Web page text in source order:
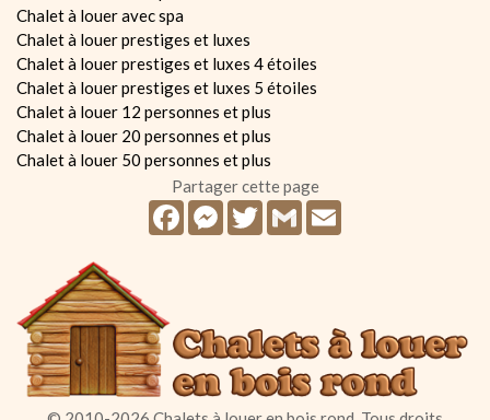
Chalet à louer avec spa
Chalet à louer prestiges et luxes
Chalet à louer prestiges et luxes 4 étoiles
Chalet à louer prestiges et luxes 5 étoiles
Chalet à louer 12 personnes et plus
Chalet à louer 20 personnes et plus
Chalet à louer 50 personnes et plus
Partager cette page
FacebookMessenger
TwitterGmail